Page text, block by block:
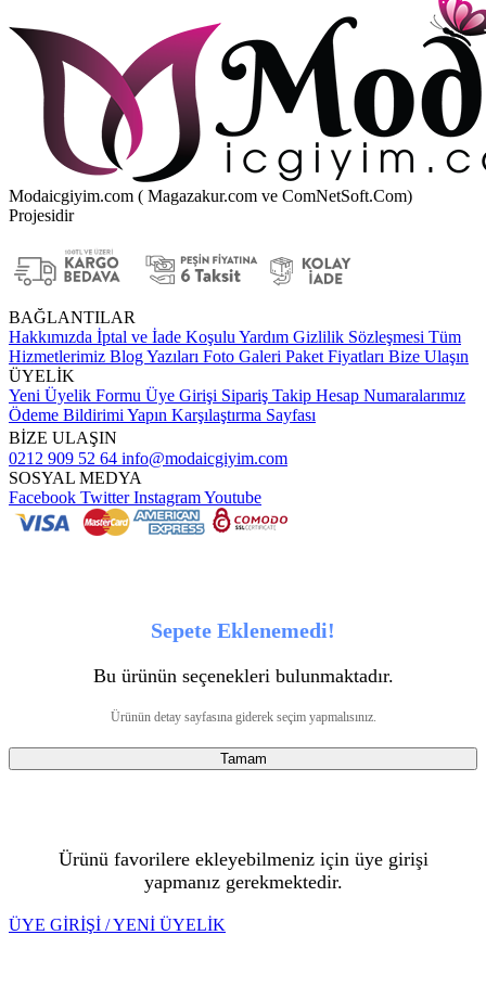
Modaicgiyim.com ( Magazakur.com ve ComNetSoft.Com)
Projesidir
BAĞLANTILAR
Hakkımızda İptal ve İade Koşulu Yardım Gizlilik Sözleşmesi Tüm
Hizmetlerimiz Blog Yazıları Foto Galeri Paket Fiyatları Bize Ulaşın
ÜYELİK
Yeni Üyelik Formu Üye Girişi Sipariş Takip Hesap Numaralarımız
Ödeme Bildirimi Yapın Karşılaştırma Sayfası
BİZE ULAŞIN
0212 909 52 64 info@modaicgiyim.com
SOSYAL MEDYA
Facebook TwitterInstagramYoutube
Sepete Eklenemedi!
Bu ürünün seçenekleri bulunmaktadır.
Ürünün detay sayfasına giderek seçim yapmalısınız.
Tamam
Ürünü favorilere ekleyebilmeniz için üye girişi
yapmanız gerekmektedir.
ÜYE GİRİŞİ / YENİ ÜYELİK